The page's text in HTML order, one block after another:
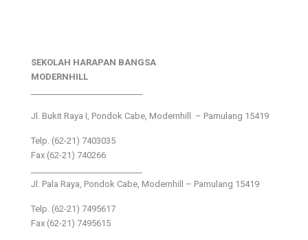
SEKOLAH HARAPAN BANGSA
MODERNHILL
Jl. Bukit Raya I, Pondok Cabe, Modernhill – Pamulang 15419
Telp. (62-21) 7403035
Fax (62-21) 740266
Jl. Pala Raya, Pondok Cabe, Modernhill – Pamulang 15419
Telp. (62-21) 7495617
Fax (62-21) 7495615